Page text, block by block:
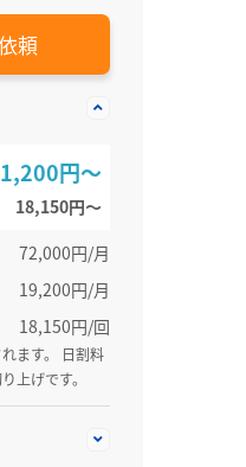
頼
円～
18,150円〜
72,000円/月
19,200円/月
18,150円/回
ます。 日割料
上げです。